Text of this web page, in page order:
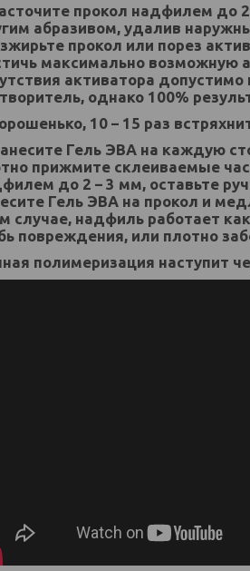
прокол надфилем до
абразивом, удалив
прокол или порез
максимально возможную
активатора
однако 100%
10 – 15 раз
Гель ЭВА на каждую
прижмите склеиваемые
до 2 – 3 мм, оставьте
Гель ЭВА на прокол и
случае, надфиль работает
повреждения, или плотно
полимеризация наступит